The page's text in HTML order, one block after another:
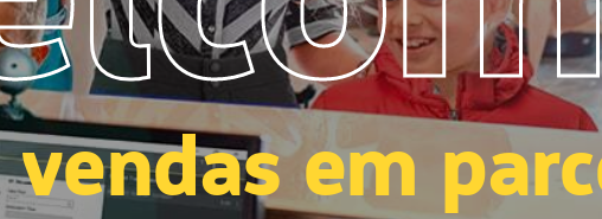
vendas em